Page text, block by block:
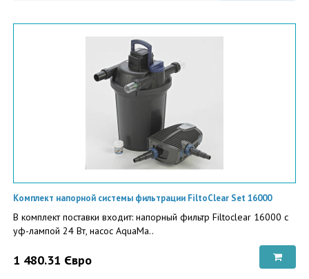
Комплект напорной системы фильтрации FiltoClear Set 16000
В комплект поставки входит: напорный фильтр Filtoclear 16000 c
уф-лампой 24 Вт, насос AquaMa..
1 480.31 Євро